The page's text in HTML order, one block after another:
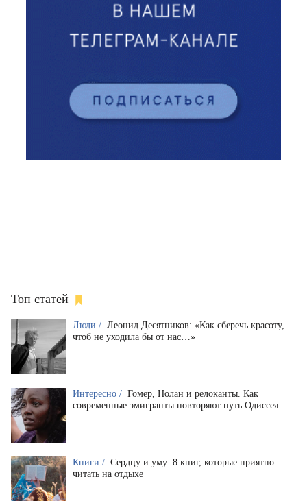
Топ статей
Люди / Леонид Десятников: «Как сберечь красоту,
чтоб не уходила бы от нас…»
Интересно / Гомер, Нолан и релоканты. Как
современные эмигранты повторяют путь Одиссея
Книги / Сердцу и уму: 8 книг, которые приятно
читать на отдыхе